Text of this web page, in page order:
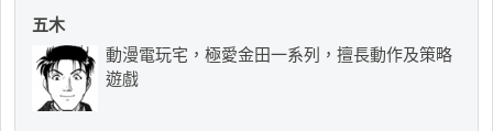
五木
動漫電玩宅，極愛金田一系列，擅長動作及策略
遊戲